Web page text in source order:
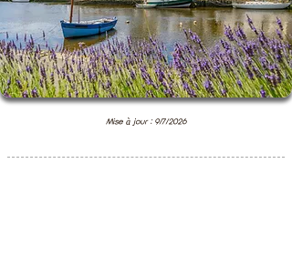
Mise à jour : 9/7/2026